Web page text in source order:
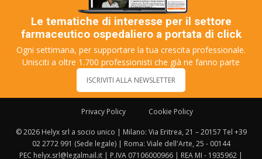
Le tematiche di interesse per il settore
farmaceutico ospedaliero a portata di click
Ogni settimana, per supportare la tua crescita professionale.
Unisciti a oltre 1.700 professionisti che già ne fanno parte
ISCRIVITI ALLA NEWSLETTER
Privacy Policy Cookie Policy
© 2026 Helyx srl a socio unico | Milano: Via Eritrea, 21 – 20157 Tel +39
02 2772 991 (Sede legale) | Roma: Viale dell'Arte, 25 - 00144
PEC helyx.srl@legalmail.it | P.IVA 07106000966 | REA MI - 1935962 |